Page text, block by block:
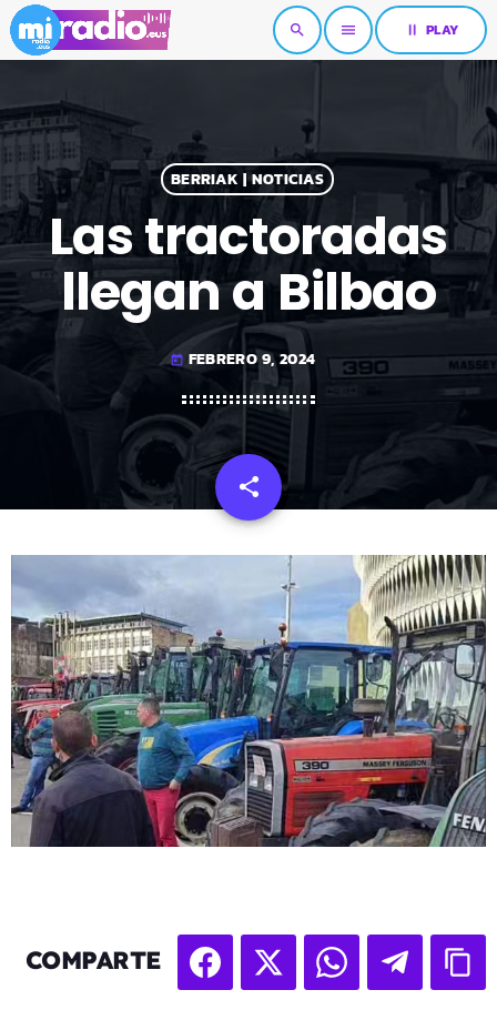
search menu pause PLAY
BERRIAK | NOTICIAS
Las tractoradas
llegan a Bilbao
today FEBRERO 9, 2024
share
email
COMPARTE